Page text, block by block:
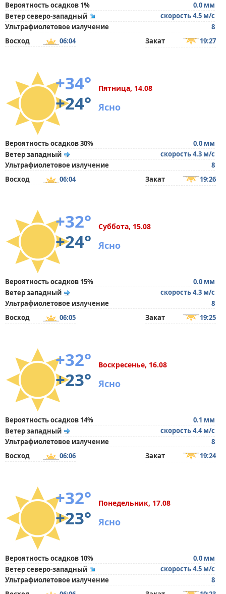
Вероятность осадков 1%
0.0 мм
Ветер северо-западный
скорость 4.5 м/с
Ультрафиолетовое излучение
8
Восход
06:04 Закат 19:27
+34°
+24°
Пятница, 14.08
Ясно
Вероятность осадков 30%
0.0 мм
Ветер западный
скорость 4.3 м/с
Ультрафиолетовое излучение
8
Восход
06:04 Закат 19:26
+32°
+24°
Суббота, 15.08
Ясно
Вероятность осадков 15%
0.0 мм
Ветер западный
скорость 4.3 м/с
Ультрафиолетовое излучение
8
Восход
06:05 Закат 19:25
+32°
+23°
Воскресенье, 16.08
Ясно
Вероятность осадков 14%
0.1 мм
Ветер западный
скорость 4.4 м/с
Ультрафиолетовое излучение
8
Восход
06:06 Закат 19:24
+32°
+23°
Понедельник, 17.08
Ясно
Вероятность осадков 10%
0.0 мм
Ветер северо-западный
скорость 4.5 м/с
Ультрафиолетовое излучение
8